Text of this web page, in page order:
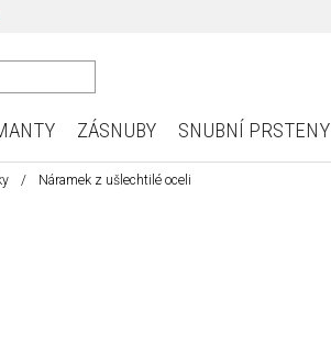
ZÁSNUBY SNUBNÍ PRSTENY
Náramek z ušlechtilé oceli